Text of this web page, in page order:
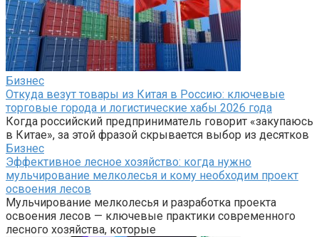
Бизнес
Откуда везут товары из Китая в Россию: ключевые
торговые города и логистические хабы 2026 года
Когда российский предприниматель говорит «закупаюсь
в Китае», за этой фразой скрывается выбор из десятков
Бизнес
Эффективное лесное хозяйство: когда нужно
мульчирование мелколесья и кому необходим проект
освоения лесов
Мульчирование мелколесья и разработка проекта
освоения лесов — ключевые практики современного
лесного хозяйства, которые